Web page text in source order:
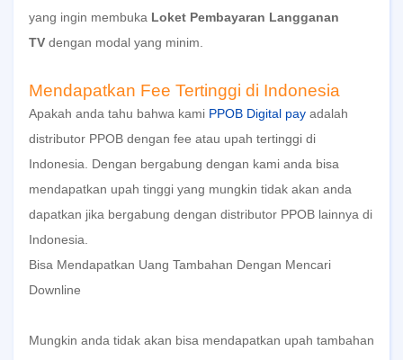
yang ingin membuka Loket Pembayaran Langganan
TV dengan modal yang minim.
Mendapatkan Fee Tertinggi di Indonesia
Apakah anda tahu bahwa kami PPOB Digital pay adalah
distributor PPOB dengan fee atau upah tertinggi di
Indonesia. Dengan bergabung dengan kami anda bisa
mendapatkan upah tinggi yang mungkin tidak akan anda
dapatkan jika bergabung dengan distributor PPOB lainnya di
Indonesia.
Bisa Mendapatkan Uang Tambahan Dengan Mencari
Downline
Mungkin anda tidak akan bisa mendapatkan upah tambahan